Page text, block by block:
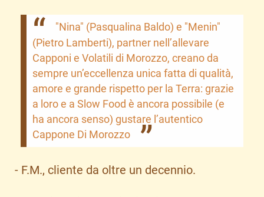
"Nina" (Pasqualina Baldo) e "Menin"
(Pietro Lamberti), partner nell’allevare
Capponi e Volatili di Morozzo, creano da
sempre un’eccellenza unica fatta di qualità,
amore e grande rispetto per la Terra: grazie
a loro e a Slow Food è ancora possibile (e
ha ancora senso) gustare l’autentico
Cappone Di Morozzo
- F.M., cliente da oltre un decennio.